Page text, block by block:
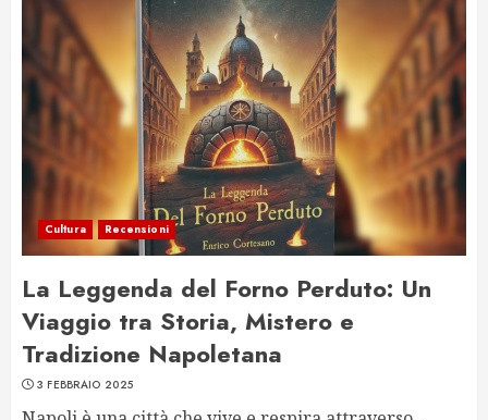
Cultura Recensioni
La Leggenda del Forno Perduto: Un
Viaggio tra Storia, Mistero e
Tradizione Napoletana
3 FEBBRAIO 2025